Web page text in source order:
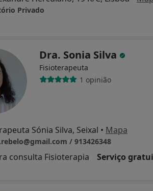
Privado
Dra. Sonia Silva
Fisioterapeuta
1 opinião
Sónia Silva, Seixal • Mapa
/ 913426348
consulta Fisioterapia Serviço